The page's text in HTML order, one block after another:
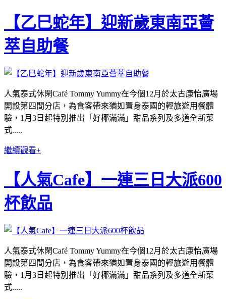
【乙巳蛇年】迎新歲東南亞薈
萃自助餐
人氣泰式休閑Café Tommy Yummy在今個12月於太古康怡廣場
開設第四間分店，為食客帶來猶如置身泰國的輕旅遊用餐體
驗，1月3日起特別推出「好椰滿滿」甜品系列及多道全新菜
式.....
繼續觀看+
【人氣Cafe】一連三日大派600
杯飲品
人氣泰式休閑Café Tommy Yummy在今個12月於太古康怡廣場
開設第四間分店，為食客帶來猶如置身泰國的輕旅遊用餐體
驗，1月3日起特別推出「好椰滿滿」甜品系列及多道全新菜
式.....